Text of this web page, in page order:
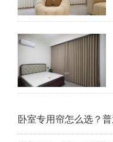
卧室专用帘怎么选？